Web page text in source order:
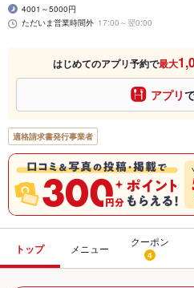
4001～5000円
ただいま営業時間外 17:00～翌0:00
はじめてのアプリ予約で最大
アプリ
適格請求書発行事業者
トップ メニュー
クーポン
4